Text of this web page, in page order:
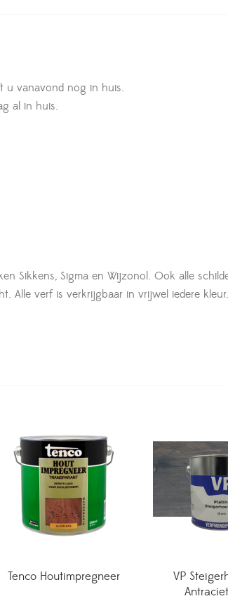
u vanavond nog in huis.
al in huis.
Sikkens, Sigma en Wijzonol. Ook alle
Alle verf is verkrijgbaar in vrijwel iedere kleur.
Tenco Houtimpregneer
VP